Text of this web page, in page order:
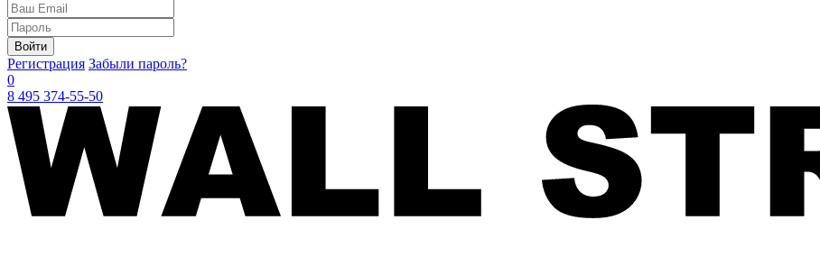
Войти
Регистрация Забыли пароль?
0
8 495 374-55-50